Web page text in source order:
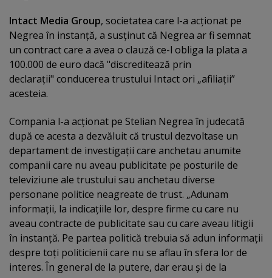
Intact Media Group, societatea care l-a acţionat pe
Negrea în instanţă, a susţinut că Negrea ar fi semnat
un contract care a avea o clauză ce-l obliga la plata a
100.000 de euro dacă "discreditează prin
declaraţii" conducerea trustului Intact ori „afiliaţii”
acesteia.
Compania l-a acţionat pe Stelian Negrea în judecată
după ce acesta a dezvăluit că trustul dezvoltase un
departament de investigaţii care anchetau anumite
companii care nu aveau publicitate pe posturile de
televiziune ale trustului sau anchetau diverse
personane politice neagreate de trust. „Adunam
informaţii, la indicaţiile lor, despre firme cu care nu
aveau contracte de publicitate sau cu care aveau litigii
în instanţă. Pe partea politică trebuia să adun informaţii
despre toţi politicienii care nu se aflau în sfera lor de
interes. În general de la putere, dar erau şi de la